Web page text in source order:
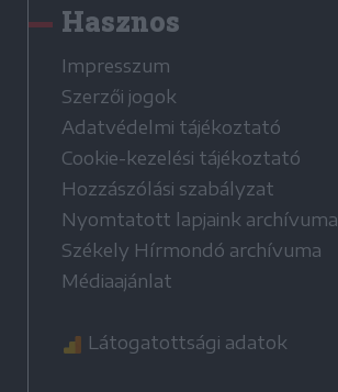
Hasznos
Impresszum
Szerzői jogok
Adatvédelmi tájékoztató
Cookie-kezelési tájékoztató
Hozzászólási szabályzat
Nyomtatott lapjaink archívuma
Székely Hírmondó archívuma
Médiaajánlat
Látogatottsági adatok